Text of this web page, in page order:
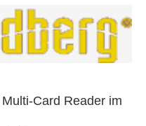
Card Reader im